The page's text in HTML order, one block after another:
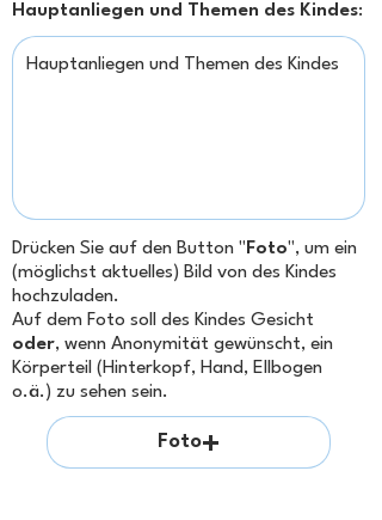
Hauptanliegen und Themen des Kindes:
Drücken Sie auf den Button " Foto", um ein
(möglichst aktuelles) Bild von des Kindes
hochzuladen.
Auf dem Foto soll des Kindes Gesicht
oder, wenn Anonymität gewünscht, ein
Körperteil (Hinterkopf, Hand, Ellbogen
o.ä.) zu sehen sein.
Foto